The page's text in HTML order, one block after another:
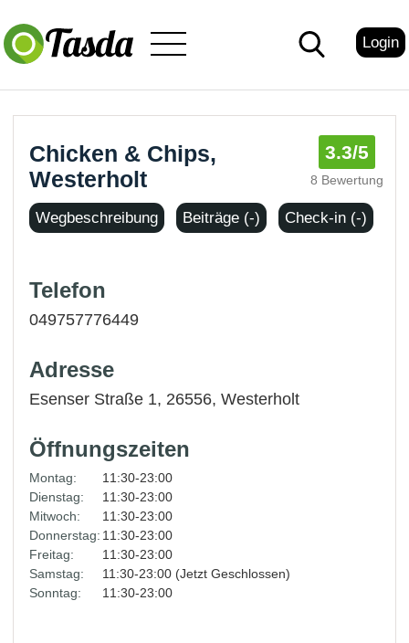
Login
Chicken & Chips,
Westerholt
3.3/5
8 Bewertung
Wegbeschreibung Beiträge (-) Check-in (-)
Telefon
049757776449
Adresse
Esenser Straße 1, 26556,Westerholt
Öffnungszeiten
Montag:
11:30-23:00
Dienstag:
11:30-23:00
Mitwoch:
11:30-23:00
Donnerstag: 11:30-23:00
Freitag:
11:30-23:00
Samstag:
11:30-23:00 (Jetzt Geschlossen)
Sonntag:
11:30-23:00